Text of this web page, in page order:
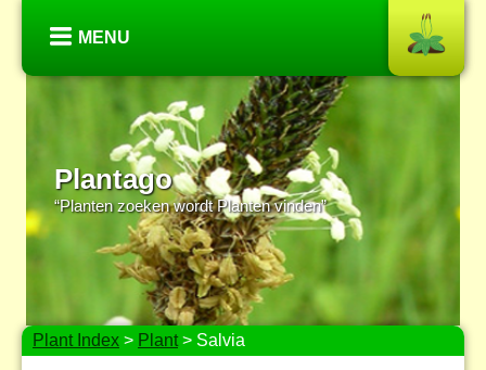
MENU
Plantago
“Planten zoeken wordt Planten vinden”
Plant Index > Plant> Salvia